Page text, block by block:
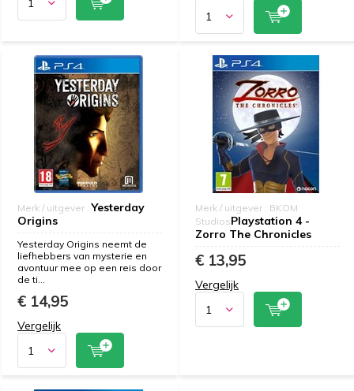
Merk / uitgever :Yesterday
Origins
Yesterday Origins neemt de
liefhebbers van mysterie en
avontuur mee op een reis door
de ti...
€ 14,95
Vergelijk
Merk / uitgever : BKOM
StudiosPlaystation 4 -
Zorro The Chronicles
€ 13,95
Vergelijk